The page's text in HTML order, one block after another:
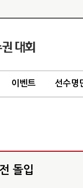
이벤트 선수명
돌입